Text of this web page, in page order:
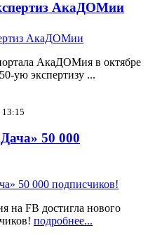
АкаДОМии
АкаДОМия в октябре
ую экспертизу ...
13:15
50 000
на FB достигла нового
подробнее...